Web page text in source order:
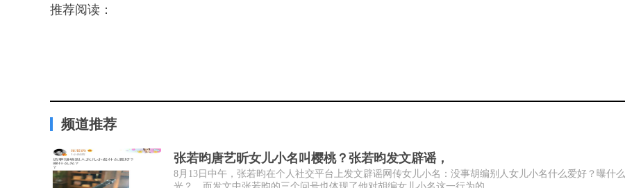
推荐阅读：
频道推荐
张若昀唐艺昕女儿小名叫樱桃？张若昀发文辟谣，
8月13日中午，张若昀在个人社交平台上发文辟谣网传女儿小名：没事胡编别人女儿小名什么爱好？曝什么
光？，而发文中张若昀的三个问号也体现了他对胡编女儿小名这一行为的...